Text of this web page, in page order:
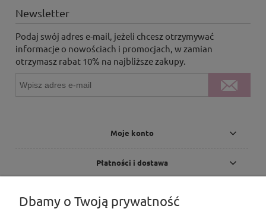
Newsletter
Podaj swój adres e-mail, jeżeli chcesz otrzymywać
informacje o nowościach i promocjach, w zamian
otrzymasz rabat 10% na najbliższe zakupy.
Moje konto
Płatności i dostawa
Dbamy o Twoją prywatność